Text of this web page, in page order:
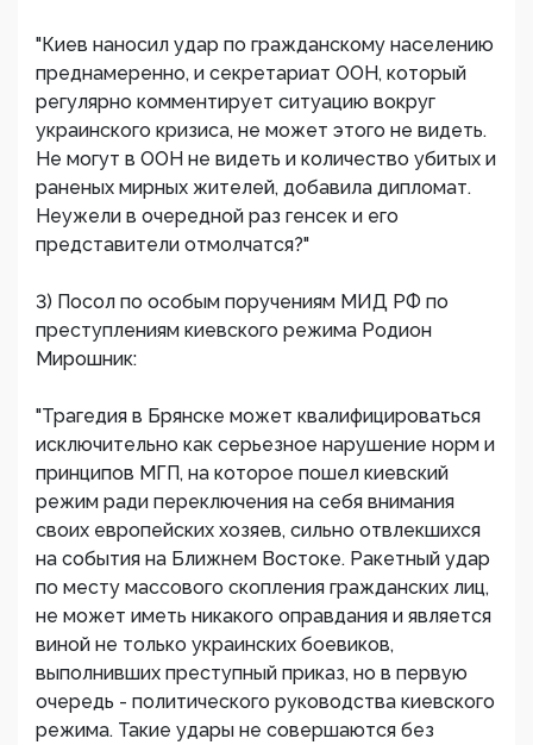
"Киев наносил удар по гражданскому населению
преднамеренно, и секретариат ООН, который
регулярно комментирует ситуацию вокруг
украинского кризиса, не может этого не видеть.
Не могут в ООН не видеть и количество убитых и
раненых мирных жителей, добавила дипломат.
Неужели в очередной раз генсек и его
представители отмолчатся?"
3) Посол по особым поручениям МИД РФ по
преступлениям киевского режима Родион
Мирошник:
"Трагедия в Брянске может квалифицироваться
исключительно как серьезное нарушение норм и
принципов МГП, на которое пошел киевский
режим ради переключения на себя внимания
своих европейских хозяев, сильно отвлекшихся
на события на Ближнем Востоке. Ракетный удар
по месту массового скопления гражданских лиц,
не может иметь никакого оправдания и является
виной не только украинских боевиков,
выполнивших преступный приказ, но в первую
очередь - политического руководства киевского
режима. Такие удары не совершаются без